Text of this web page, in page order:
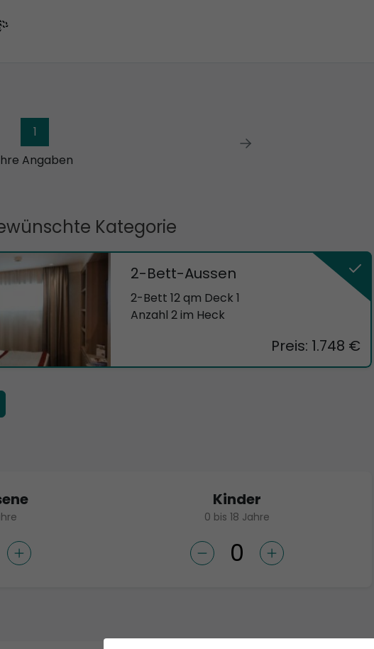
1
Angaben
Kategorie
2-Bett-Aussen
2-Bett 12 qm Deck 1
Anzahl 2 im Heck
Preis: 1.748 €
Kinder
0 bis 18 Jahre